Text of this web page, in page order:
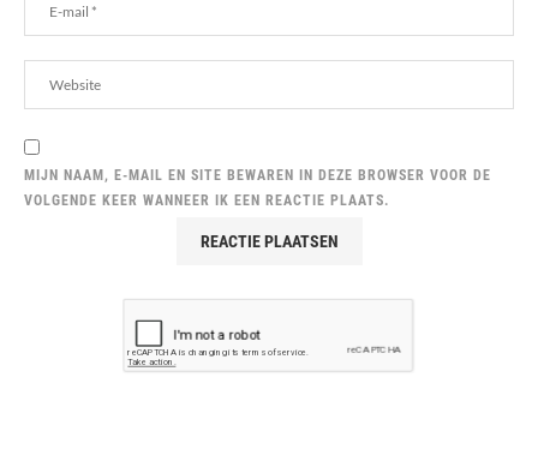
MIJN NAAM, E-MAIL EN SITE BEWAREN IN DEZE BROWSER VOOR DE
VOLGENDE KEER WANNEER IK EEN REACTIE PLAATS.